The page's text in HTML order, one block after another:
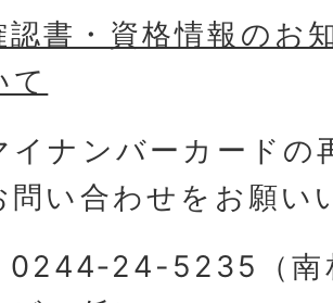
認書・資格情報のお
て
イナンバーカードの
問い合わせをお願い
0244‐24-5235（南